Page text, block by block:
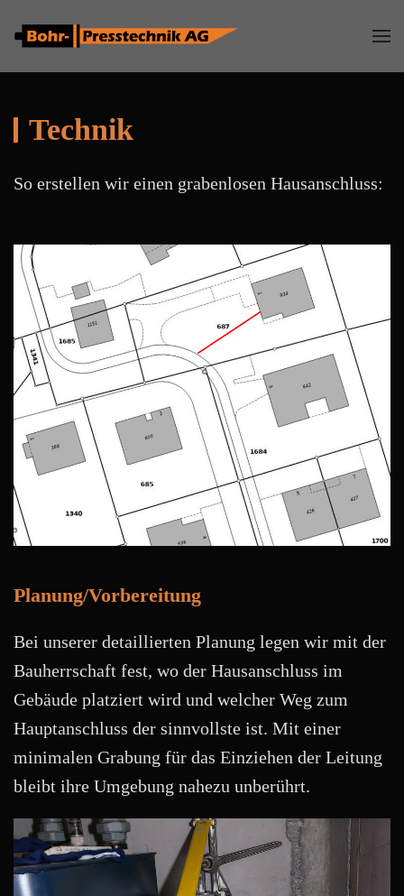
Zum Hauptinhalt springen
Technik
So erstellen wir einen grabenlosen Hausanschluss:
Planung/Vorbereitung
Bei unserer detaillierten Planung legen wir mit der
Bauherrschaft fest, wo der Hausanschluss im
Gebäude platziert wird und welcher Weg zum
Hauptanschluss der sinnvollste ist. Mit einer
minimalen Grabung für das Einziehen der Leitung
bleibt ihre Umgebung nahezu unberührt.